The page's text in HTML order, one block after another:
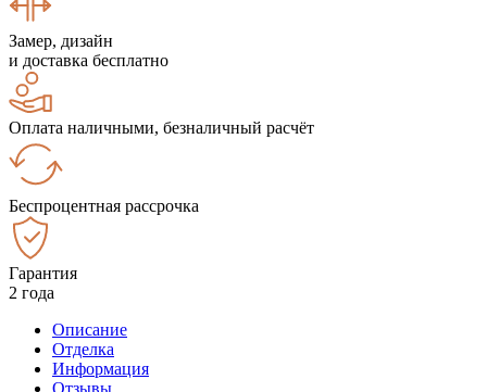
Замер, дизайн
и доставка бесплатно
Оплата наличными, безналичный расчёт
Беспроцентная рассрочка
Гарантия
2 года
Описание
Отделка
Информация
Отзывы